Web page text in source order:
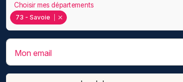
73 - Savoie
Choisir mes départements
Mon email